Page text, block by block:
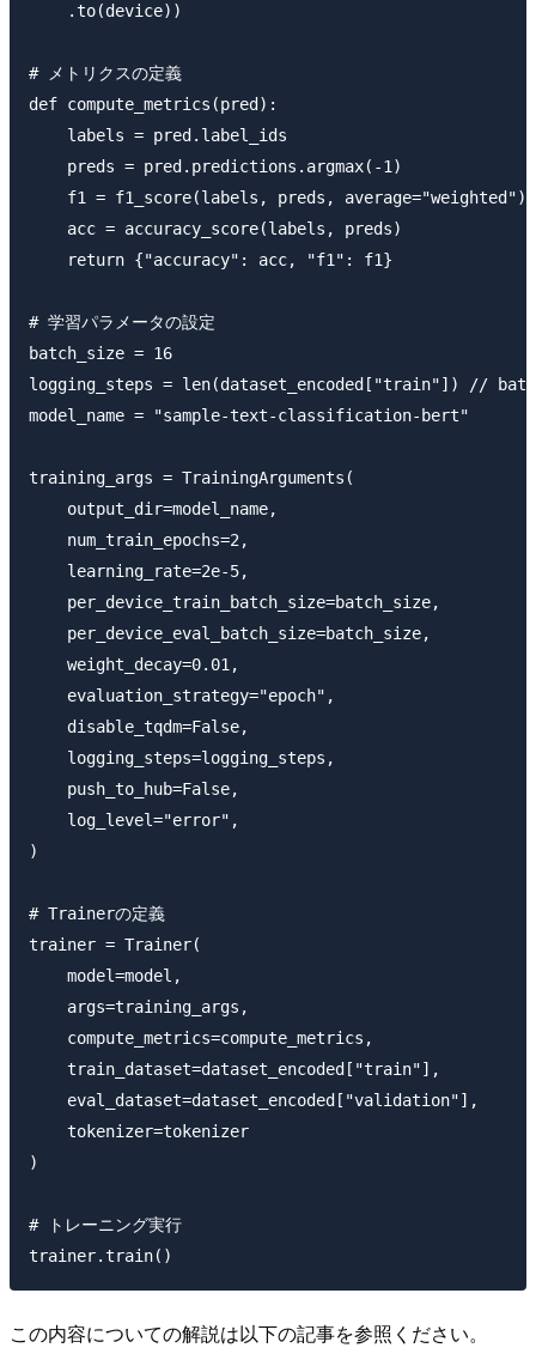
    .to(device))
# メトリクスの定義
def compute_metrics(pred):
    labels = pred.label_ids
    preds = pred.predictions.argmax(-1)
    f1 = f1_score(labels, preds, average="weighted")
    acc = accuracy_score(labels, preds)
    return {"accuracy": acc, "f1": f1}
# 学習パラメータの設定
batch_size = 16
logging_steps = len(dataset_encoded["train"]) //
model_name = "sample-text-classification-bert"
training_args = TrainingArguments(
    output_dir=model_name,
    num_train_epochs=2,
    learning_rate=2e-5,
    per_device_train_batch_size=batch_size,
    per_device_eval_batch_size=batch_size,
    weight_decay=0.01,
    evaluation_strategy="epoch",
    disable_tqdm=False,
    logging_steps=logging_steps,
    push_to_hub=False,
    log_level="error",
)
# Trainerの定義
trainer = Trainer(
    model=model,
    args=training_args,
    compute_metrics=compute_metrics,
    train_dataset=dataset_encoded["train"],
    eval_dataset=dataset_encoded["validation"],
    tokenizer=tokenizer
)
# トレーニング実行
この内容についての解説は以下の記事を参照ください。